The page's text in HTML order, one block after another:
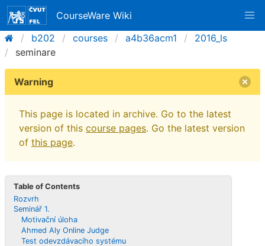
CourseWare Wiki
b202
courses a4b36acm1
2016_ls
seminare
Warning
This page is located in archive. Go to the latest
version of this course pages. Go the latest version
of this page.
Table of Contents
Rozvrh
Seminář 1.
Motivační úloha
Ahmed Aly Online Judge
Test odevzdávacího systému